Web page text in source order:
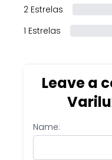
2 Estrelas
1 Estrelas
Leave a
Name: